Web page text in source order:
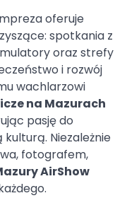
oferuje
spotkania z
oraz strefy
i rozwój
wachlarzowi
na Mazurach
pasję do
Niezależnie
fotografem,
AirShow